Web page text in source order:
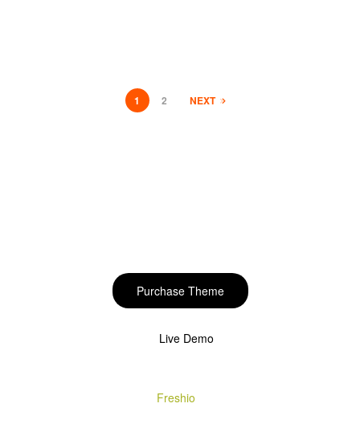
1 2 NEXT
Purchase Theme
Live Demo
Freshio